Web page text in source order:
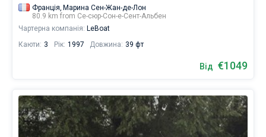
Франція, Марина Сен-Жан-де-Лон
80.9 km from Се-сюр-Сон-е-Сент-Альбен
Чартерна компанія: LeBoat
Каюти: 3 Рік: 1997 Довжина: 39 фт
Від €1049